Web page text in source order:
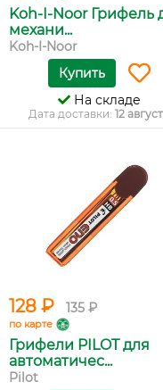
Koh-I-Noor Грифель
механи...
Koh-I-Noor
Купить
На складе
Дата доставки: 12
128 ₽ 135 ₽
по карте
Грифели PILOT для
автоматичес...
Pilot